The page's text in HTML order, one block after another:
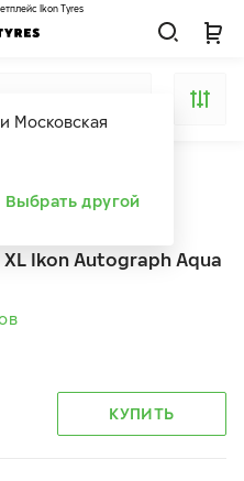
Московская
Выбрать другой
Ikon Tyres
фильтров
XL Ikon Autograph Aqua
КУПИТЬ